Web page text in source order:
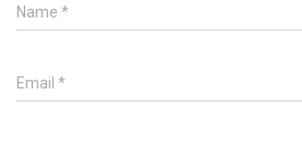
Name *
Email *